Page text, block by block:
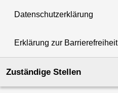
Datenschutzerklärung
Erklärung zur Barrierefreiheit
Zuständige Stellen